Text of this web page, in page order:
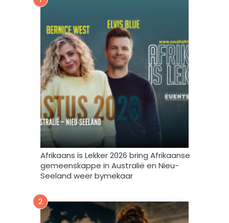
u
e
f
m
t
e
v
u
s
t
e
m
e
k
d
a
a
Afrikaans is Lekker 2026 bring Afrikaanse
gemeenskappe in Australië en Nieu-
Seeland weer bymekaar
2